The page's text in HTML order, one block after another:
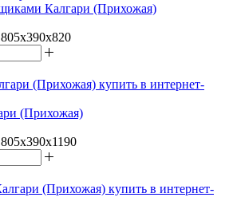
Калгари (Прихожая)
(Прихожая)